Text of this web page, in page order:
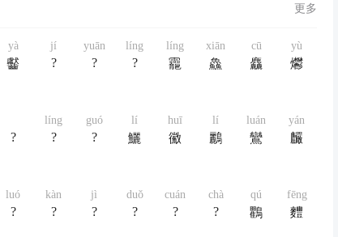
更多
yà
齾
jí
?
yuān
?
líng
?
líng
龗
xiān
鱻
cū
麤
yù
爩
?
líng
?
guó
?
lí
鱺
huī
鰴
lí
鸝
luán
鸞
yán
麣
luó
?
kàn
?
jì
?
duǒ
?
cuán
?
chà
?
qú
鸜
fēng
麷